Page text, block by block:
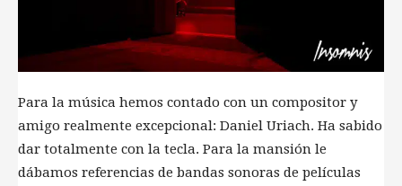
Para la música hemos contado con un compositor y
amigo realmente excepcional: Daniel Uriach. Ha sabido
dar totalmente con la tecla. Para la mansión le
dábamos referencias de bandas sonoras de películas